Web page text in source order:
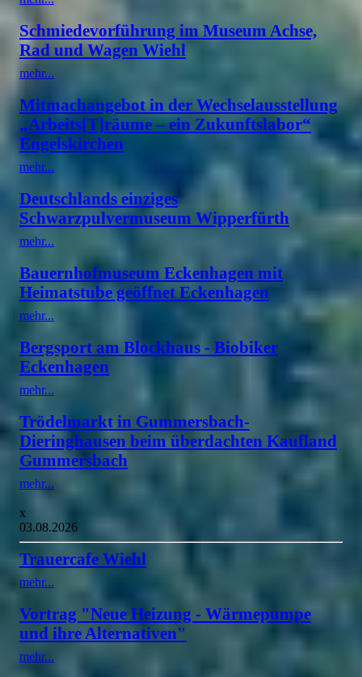
Schmiedevorführung im Museum Achse,
Rad und Wagen Wiehl
mehr...
Mitmachangebot in der Wechselausstellung
„Arbeits[T]räume – ein Zukunftslabor“
Engelskirchen
mehr...
Deutschlands einziges
Schwarzpulvermuseum Wipperfürth
mehr...
Bauernhofmuseum Eckenhagen mit
Heimatstube geöffnet Eckenhagen
mehr...
Bergsport am Blockhaus - Biobiker
Eckenhagen
mehr...
Trödelmarkt in Gummersbach-
Dieringhausen beim überdachten Kaufland
Gummersbach
mehr...
x
03.08.2026
Trauercafe Wiehl
mehr...
Vortrag "Neue Heizung - Wärmepumpe
und ihre Alternativen"
mehr...